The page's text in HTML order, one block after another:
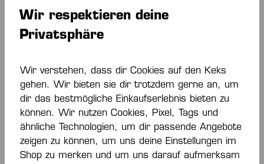
TBV LEMGO LIPPE
HEIMTRIKOT 25/26
36,00 €*
gespart)
Wir respektieren deine
Privatsphäre
Wir verstehen, dass dir Cookies auf den Keks
gehen. Wir bieten sie dir trotzdem gerne an, um
dir das bestmögliche Einkaufserlebnis bieten zu
können. Wir nutzen Cookies, Pixel, Tags und
ähnliche Technologien, um dir passende Angebote
zeigen zu können, um uns deine Einstellungen im
Shop zu merken und um uns darauf aufmerksam